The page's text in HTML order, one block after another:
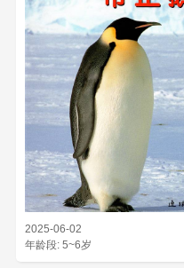
2025-06-02
年龄段: 5~6岁